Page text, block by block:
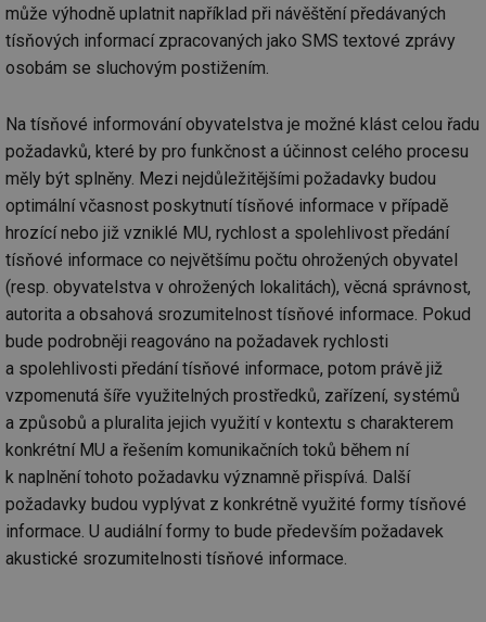
může výhodně uplatnit například při návěštění předávaných
tísňových informací zpracovaných jako SMS textové zprávy
osobám se sluchovým postižením.
Na tísňové informování obyvatelstva je možné klást celou řadu
požadavků, které by pro funkčnost a účinnost celého procesu
měly být splněny. Mezi nejdůležitějšími požadavky budou
optimální včasnost poskytnutí tísňové informace v případě
hrozící nebo již vzniklé MU, rychlost a spolehlivost předání
tísňové informace co největšímu počtu ohrožených obyvatel
(resp. obyvatelstva v ohrožených lokalitách), věcná správnost,
autorita a obsahová srozumitelnost tísňové informace. Pokud
bude podrobněji reagováno na požadavek rychlosti
a spolehlivosti předání tísňové informace, potom právě již
vzpomenutá šíře využitelných prostředků, zařízení, systémů
a způsobů a pluralita jejich využití v kontextu s charakterem
konkrétní MU a řešením komunikačních toků během ní
k naplnění tohoto požadavku významně přispívá. Další
požadavky budou vyplývat z konkrétně využité formy tísňové
informace. U audiální formy to bude především požadavek
akustické srozumitelnosti tísňové informace.